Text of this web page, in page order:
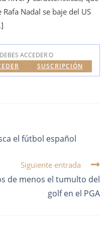
Nadal se baje del US
ACCEDER O
SUSCRIPCIÓN
el fútbol español
Siguiente entrada
de menos el tumulto del
golf en el PGA